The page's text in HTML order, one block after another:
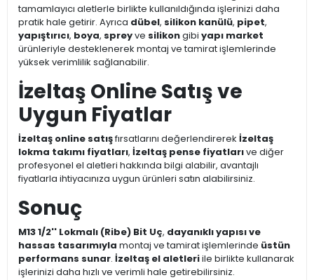
tamamlayıcı aletlerle birlikte kullanıldığında işlerinizi daha
pratik hale getirir. Ayrıca dübel, silikon kanülü, pipet,
yapıştırıcı, boya, spreyve silikongibi yapı market
ürünleriyle desteklenerek montaj ve tamirat işlemlerinde
yüksek verimlilik sağlanabilir.
İzeltaş Online Satış ve
Uygun Fiyatlar
İzeltaş online satışfırsatlarını değerlendirerek İzeltaş
lokma takımı fiyatları, İzeltaş pense fiyatlarıve diğer
profesyonel el aletleri hakkında bilgi alabilir, avantajlı
fiyatlarla ihtiyacınıza uygun ürünleri satın alabilirsiniz.
Sonuç
M13 1/2'' Lokmalı (Ribe) Bit Uç, dayanıklı yapısı ve
hassas tasarımıyla montaj ve tamirat işlemlerinde üstün
performans sunar. İzeltaş el aletleriile birlikte kullanarak
işlerinizi daha hızlı ve verimli hale getirebilirsiniz.